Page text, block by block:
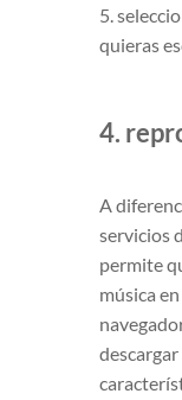
5.
quieras
4.
A
servicios
permite
música